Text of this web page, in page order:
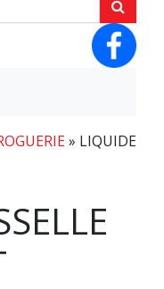
» LIQUIDE